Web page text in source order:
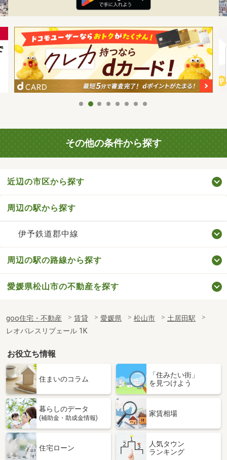
その他の条件から探す
近辺の市区から探す
周辺の駅から探す
伊予鉄道郡中線
周辺の駅の路線から探す
愛媛県松山市の不動産を探す
goo住宅・不動産 賃貸 愛媛県 松山市
土居田駅
レオパレスリブェール 1K
お役立ち情報
住まいのコラム
「住みたい街」
を見つけよう
暮らしのデータ
(補助金・助成金情報)
家賃相場
住宅ローン
人気タウン
ランキング